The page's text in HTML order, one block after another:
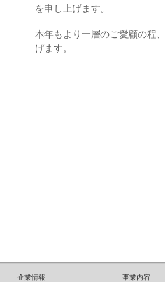
を申し上げます。
本年もより一層のご愛顧の程
げます。
企業情報
事業内容